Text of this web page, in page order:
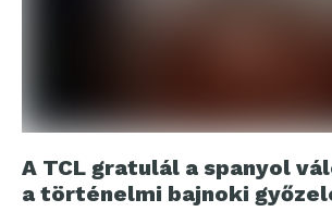
A TCL gratulál a spanyol
a történelmi bajnoki